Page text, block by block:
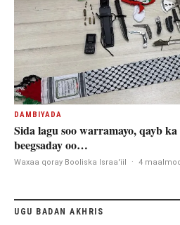
DAMBIYADA
Sida lagu soo warramayo, qayb
beegsaday oo…
Waxaa qoray Booliska Israa'iil · 4
UGU BADAN AKHRIS